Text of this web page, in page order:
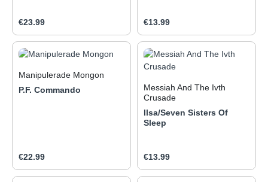
Regular price:
€23.99 Regular price:
€13.99
Manipulerade Mongon
P.F. Commando
Regular price:
€22.99
Messiah And The Ivth
Crusade
Ilsa/Seven Sisters Of
Sleep
Regular price:
€13.99